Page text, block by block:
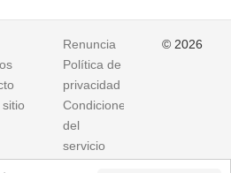
Renuncia
Política de
privacidad
Condiciones
del
servicio
© 2026